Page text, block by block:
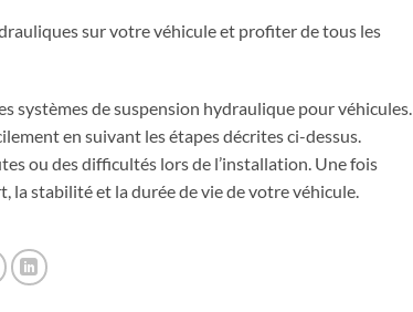
sur votre véhicule et profiter de tous les
systèmes de suspension hydraulique pour véhicules.
en suivant les étapes décrites ci-dessus.
ou des difficultés lors de l’installation. Une fois
la stabilité et la durée de vie de votre véhicule.